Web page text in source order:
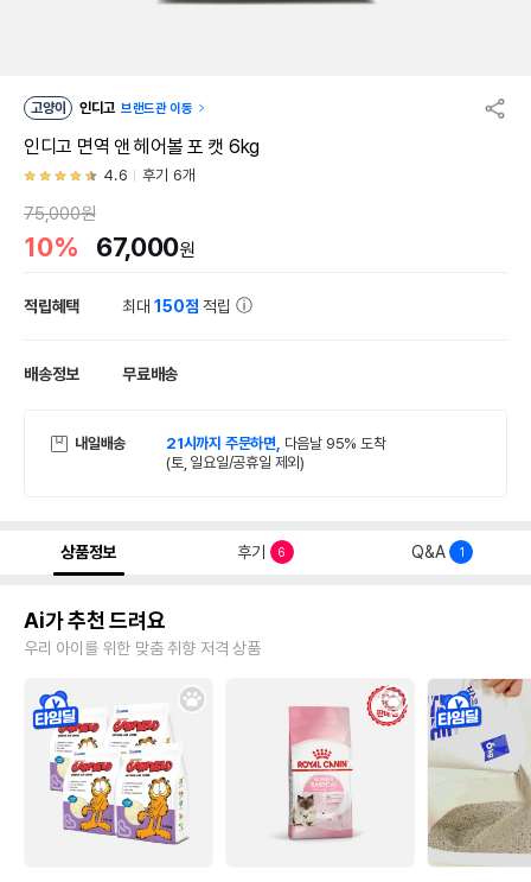
고양이 인디고 브랜드관 이동
인디고 면역 앤 헤어볼 포 캣 6kg
4.6 후기 6개
75,000원
10% 67,000원
적립혜택 최대150점 적립
배송정보 무료배송
내일배송 21시까지 주문하면, 다음날 95% 도착
(토, 일요일/공휴일 제외)
상품정보 후기 6 Q&A 1
Ai가 추천 드려요
우리 아이를 위한 맞춤 취향 저격 상품